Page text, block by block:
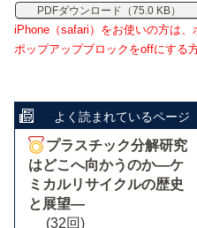
PDFダウンロード（75.0 KB）
iPhone（safari）をお使いの方は
ポップアップブロックをoffにする方
よく読まれているページ
プラスチック分解研究
はどこへ向かうのか―ケ
ミカルリサイクルの歴史
と展望―
(32回)